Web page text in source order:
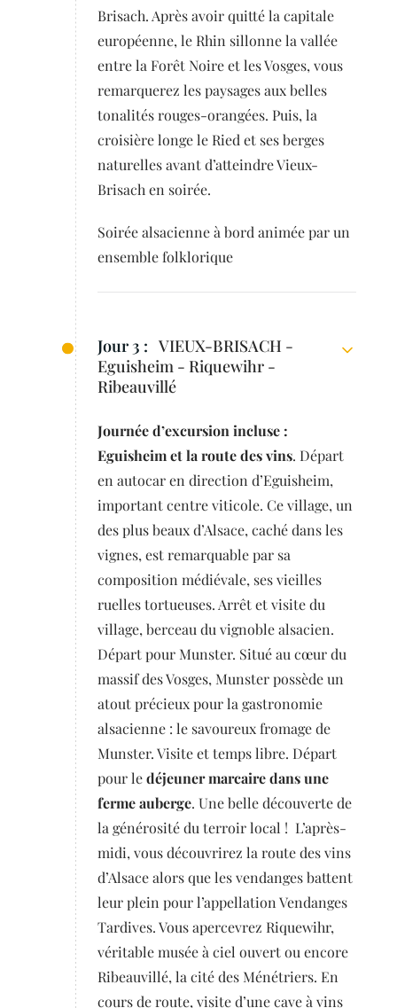
Brisach. Après avoir quitté la capitale
européenne, le Rhin sillonne la vallée
entre la Forêt Noire et les Vosges, vous
remarquerez les paysages aux belles
tonalités rouges-orangées. Puis, la
croisière longe le Ried et ses berges
naturelles avant d’atteindre Vieux-
Brisach en soirée.
Soirée alsacienne à bord animée par un
ensemble folklorique
Jour 3 : VIEUX-BRISACH -
Eguisheim - Riquewihr -
Ribeauvillé
Journée d’excursion incluse :
Eguisheim et la route des vins. Départ
en autocar en direction d’Eguisheim,
important centre viticole. Ce village, un
des plus beaux d’Alsace, caché dans les
vignes, est remarquable par sa
composition médiévale, ses vieilles
ruelles tortueuses. Arrêt et visite du
village, berceau du vignoble alsacien.
Départ pour Munster. Situé au cœur du
massif des Vosges, Munster possède un
atout précieux pour la gastronomie
alsacienne : le savoureux fromage de
Munster. Visite et temps libre. Départ
pour ledéjeuner marcaire dans une
ferme auberge. Une belle découverte de
la générosité du terroir local ! L’après-
midi, vous découvrirez la route des vins
d’Alsace alors que les vendanges battent
leur plein pour l’appellation Vendanges
Tardives. Vous apercevrez Riquewihr,
véritable musée à ciel ouvert ou encore
Ribeauvillé, la cité des Ménétriers. En
cours de route, visite d’une cave à vins